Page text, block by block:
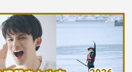
全国ネット
う子／山田裕貴、泉澤祐希、たく
順、兒玉宣勝、金沢雅美／音尾琢